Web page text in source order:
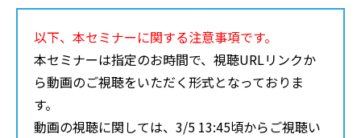
以下、本セミナーに関する注意事項です。
本セミナーは指定のお時間で、視聴URLリンクか
ら動画のご視聴をいただく形式となっておりま
す。
動画の視聴に関しては、3/5 13:45頃からご視聴い